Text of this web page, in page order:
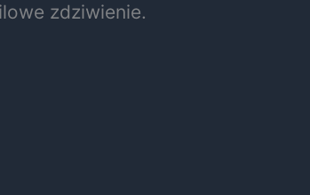
zdziwienie.